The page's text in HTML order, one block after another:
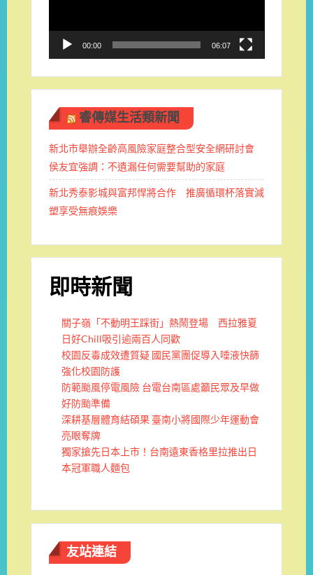
00:00 06:07
睿傳媒生活類新聞
新北市舉辦全齡高風險家庭整合型安全網研討會
侯友宜強調：不遺漏任何需要幫助的家庭
新北秀泰影城與富邦悍將合作 推廣循環杯落實減
塑享受無痕娛樂
即時新聞
關子嶺「不動明王踩街」熱鬧登場 西拉雅夏
日好Chill吸引逾兩百人同歡
校園反毒成效遭質疑 國民黨團促導入唾液快篩
強化校園防護
防範颱風停電風險 台電台南區處籲民眾及早做
好防颱準備
深耕基層體育結碩果 臺南小將國際少年運動會
亮眼奪牌
獨家搶先日本上市！台南遠東香格里拉推出日
本冠軍職人麵包
友站連結